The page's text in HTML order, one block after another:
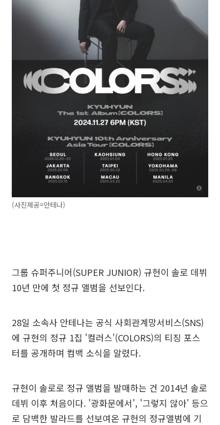
(사진제공=안테나)
그룹 슈퍼주니어(SUPER JUNIOR) 규현이 솔로 데뷔
10년 만에 첫 정규 앨범을 선보인다.
28일 소속사 안테나는 공식 사회관계망서비스(SNS)
에 규현의 정규 1집 '컬러스'(COLORS)의 티징 포스
터를 공개하며 컴백 소식을 알렸다.
규현이 솔로로 정규 앨범을 발매하는 건 2014년 솔로
데뷔 이후 처음이다. '광화문에서', '그렇지 않아' 등으
로 담백한 발라드를 선보여온 규현의 정규앨범에 기